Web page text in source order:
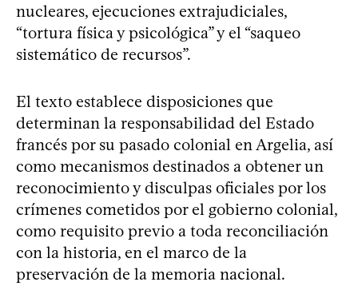
nucleares, ejecuciones extrajudiciales,
“tortura física y psicológica” y el “saqueo
sistemático de recursos”.
El texto establece disposiciones que
determinan la responsabilidad del Estado
francés por su pasado colonial en Argelia, así
como mecanismos destinados a obtener un
reconocimiento y disculpas oficiales por los
crímenes cometidos por el gobierno colonial,
como requisito previo a toda reconciliación
con la historia, en el marco de la
preservación de la memoria nacional.